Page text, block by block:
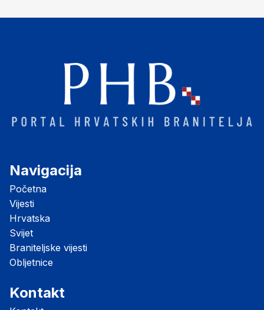
Navigacija
Početna
Vijesti
Hrvatska
Svijet
Braniteljske vijesti
Obljetnice
Kontakt